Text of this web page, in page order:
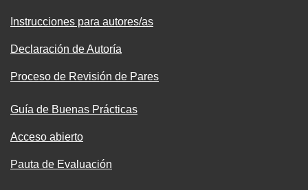
Instrucciones para autores/as
Declaración de Autoría
Proceso de Revisión de Pares
Guía de Buenas Prácticas
Acceso abierto
Pauta de Evaluación